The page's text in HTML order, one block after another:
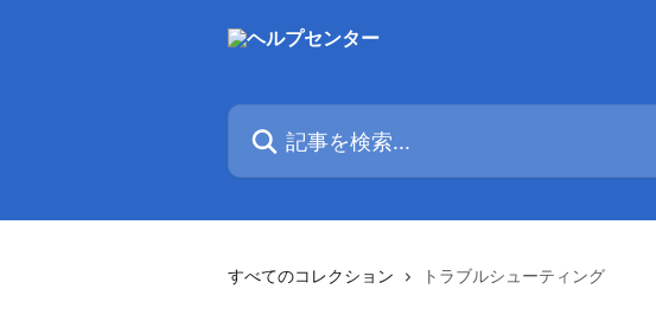
記事を検索...
すべてのコレクション トラブルシューティング